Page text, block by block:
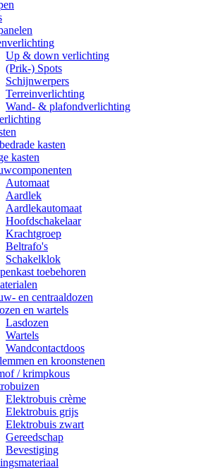
Up & down verlichting
(Prik-) Spots
Schijnwerpers
Terreinverlichting
Wand- & plafondverlichting
kasten
kasten
Automaat
Aardlek
Aardlekautomaat
Hoofdschakelaar
Krachtgroep
Beltrafo's
Schakelklok
toebehoren
en centraaldozen
en wartels
Lasdozen
Wartels
Wandcontactdoos
en kroonstenen
/ krimpkous
Elektrobuis crème
Elektrobuis grijs
Elektrobuis zwart
Gereedschap
Bevestiging